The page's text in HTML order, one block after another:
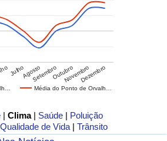
Média do Ponto de Orvalh…
JulhoAgostoSetembroOutubroNovembroDezembro
|Clima | Saúde | Poluição
Qualidade de Vida |Trânsito